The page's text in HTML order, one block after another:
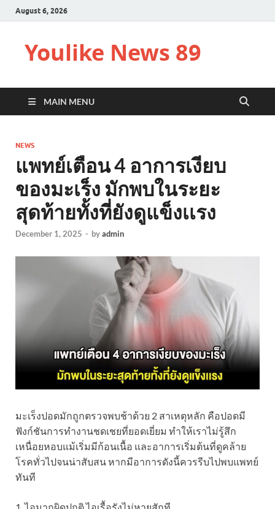
August 6, 2026
Youlike News 89
MAIN MENU
NEWS
แพทย์เตือน 4 อาการเงียบ
ของมะเร็ง มักพบในระยะ
สุดท้ายทั้งที่ยังดูแข็งเเรง
December 1, 2025 - byadmin
มะเร็งปอดมักถูกตรวจพบช้าด้วย 2 สาเหตุหลัก คือปอดมี
ฟังก์ชันการทำงานชดเชยที่ยอดเยี่ยม ทำให้เราไม่รู้สึก
เหนื่อยหอบแม้เริ่มมีก้อนเนื้อ และอาการเริ่มต้นที่ดูคล้าย
โรคทั่วไปจนน่าสับสน หากมีอาการดังนี้ควรรีบไปพบแพทย์
ทันที